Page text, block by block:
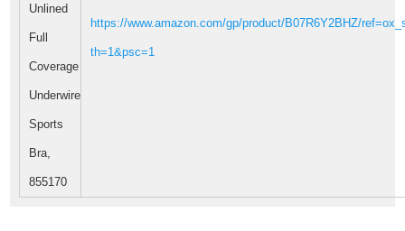
Unlined
Full
Coverage
Underwire
Sports
Bra,
855170
https://www.amazon.com/gp/product/B07R6Y2BHZ/
th=1&psc=1